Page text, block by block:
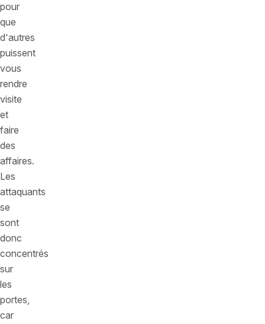
pour
que
d'autres
puissent
vous
rendre
visite
et
faire
des
affaires.
Les
attaquants
se
sont
donc
concentrés
sur
les
portes,
car